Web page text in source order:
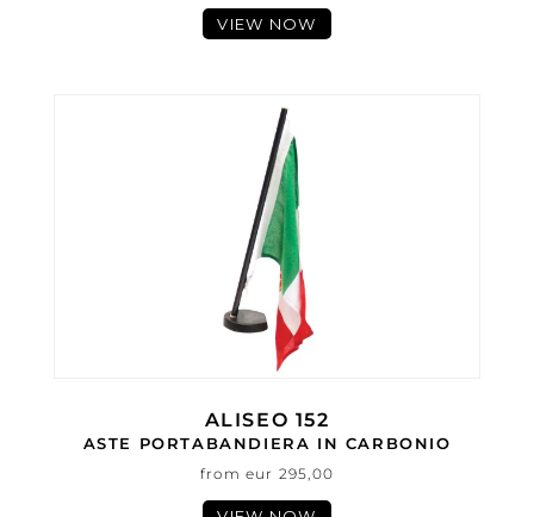
VIEW NOW
ALISEO 152
ASTE PORTABANDIERA IN CARBONIO
from eur 295,00